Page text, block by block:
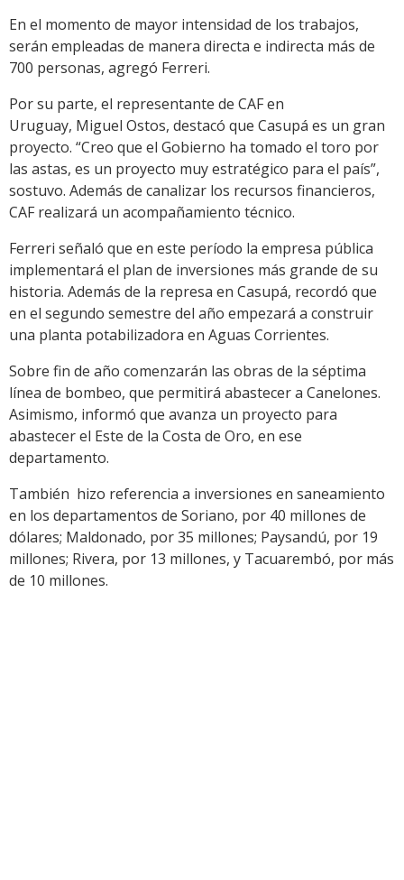
En el momento de mayor intensidad de los trabajos,
serán empleadas de manera directa e indirecta más de
700 personas, agregó Ferreri.
Por su parte, el representante de CAF en
Uruguay, Miguel Ostos, destacó que Casupá es un gran
proyecto. “Creo que el Gobierno ha tomado el toro por
las astas, es un proyecto muy estratégico para el país”,
sostuvo. Además de canalizar los recursos financieros,
CAF realizará un acompañamiento técnico.
Ferreri señaló que en este período la empresa pública
implementará el plan de inversiones más grande de su
historia. Además de la represa en Casupá, recordó que
en el segundo semestre del año empezará a construir
una planta potabilizadora en Aguas Corrientes.
Sobre fin de año comenzarán las obras de la séptima
línea de bombeo, que permitirá abastecer a Canelones.
Asimismo, informó que avanza un proyecto para
abastecer el Este de la Costa de Oro, en ese
departamento.
También hizo referencia a inversiones en saneamiento
en los departamentos de Soriano, por 40 millones de
dólares; Maldonado, por 35 millones; Paysandú, por 19
millones; Rivera, por 13 millones, y Tacuarembó, por más
de 10 millones.